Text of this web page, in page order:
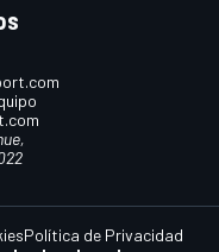
Política de Privacidad